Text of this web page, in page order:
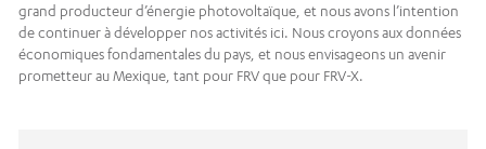
grand producteur d’énergie photovoltaïque, et nous avons l’intention
de continuer à développer nos activités ici. Nous croyons aux données
économiques fondamentales du pays, et nous envisageons un avenir
prometteur au Mexique, tant pour FRV que pour FRV-X.